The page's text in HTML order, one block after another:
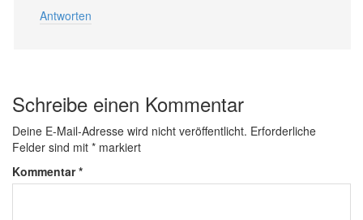
Antworten
Schreibe einen Kommentar
Deine E-Mail-Adresse wird nicht veröffentlicht. Erforderliche
Felder sind mit * markiert
Kommentar*